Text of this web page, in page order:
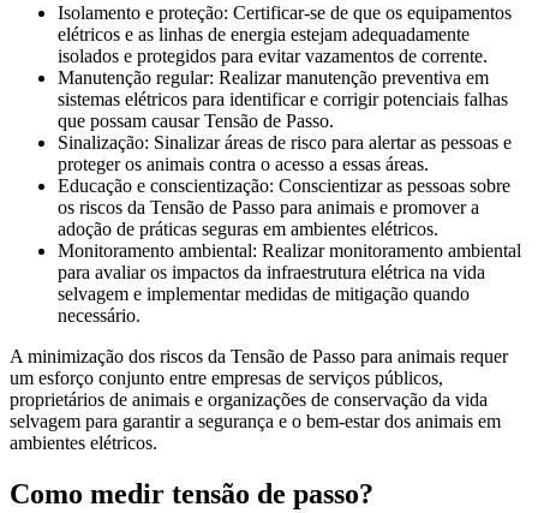
Isolamento e proteção: Certificar-se de que os equipamentos
elétricos e as linhas de energia estejam adequadamente
isolados e protegidos para evitar vazamentos de corrente.
Manutenção regular: Realizar manutenção preventiva em
sistemas elétricos para identificar e corrigir potenciais falhas
que possam causar Tensão de Passo.
Sinalização: Sinalizar áreas de risco para alertar as pessoas e
proteger os animais contra o acesso a essas áreas.
Educação e conscientização: Conscientizar as pessoas sobre
os riscos da Tensão de Passo para animais e promover a
adoção de práticas seguras em ambientes elétricos.
Monitoramento ambiental: Realizar monitoramento ambiental
para avaliar os impactos da infraestrutura elétrica na vida
selvagem e implementar medidas de mitigação quando
necessário.
A minimização dos riscos da Tensão de Passo para animais requer
um esforço conjunto entre empresas de serviços públicos,
proprietários de animais e organizações de conservação da vida
selvagem para garantir a segurança e o bem-estar dos animais em
ambientes elétricos.
Como medir tensão de passo?